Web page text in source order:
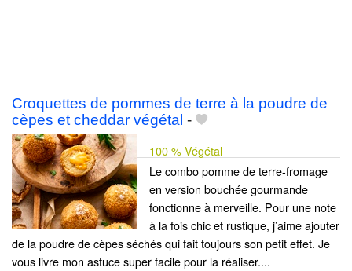
Croquettes de pommes de terre à la poudre de
cèpes et cheddar végétal -
100 % Végétal
Le combo pomme de terre-fromage
en version bouchée gourmande
fonctionne à merveille. Pour une note
à la fois chic et rustique, j’aime ajouter
de la poudre de cèpes séchés qui fait toujours son petit effet. Je
vous livre mon astuce super facile pour la réaliser....